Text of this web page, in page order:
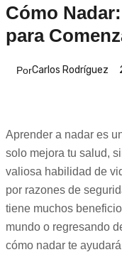
Cómo
para
PorCarlos Rodríguez
Aprender a nadar es
solo mejora tu salud,
valiosa habilidad de
por razones de
tiene muchos
mundo o regresando
cómo nadar te